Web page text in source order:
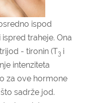
ispod
traheje. Ona
- tironin (T3 i
intenziteta
za ove hormone
sadrže jod.